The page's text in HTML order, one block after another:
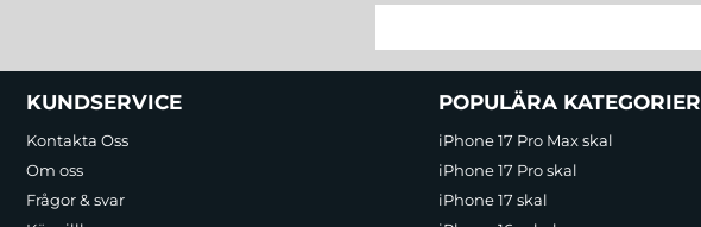
Sidfot Blandad info och länkar
KUNDSERVICE
Kontakta Oss
Om oss
Frågor & svar
POPULÄRA KATEGORIER
iPhone 17 Pro Max skal
iPhone 17 Pro skal
iPhone 17 skal